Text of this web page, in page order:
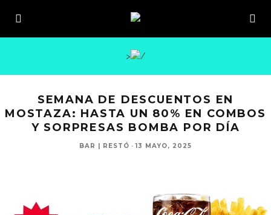
>
SEMANA DE DESCUENTOS EN
MOSTAZA: HASTA UN 80% EN COMBOS
Y SORPRESAS BOMBA POR DÍA
BAR | RESTÓ · 13 MAYO, 2025